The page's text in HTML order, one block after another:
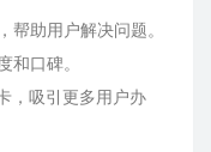
助用户解决问题。
口碑。
，吸引更多用户办